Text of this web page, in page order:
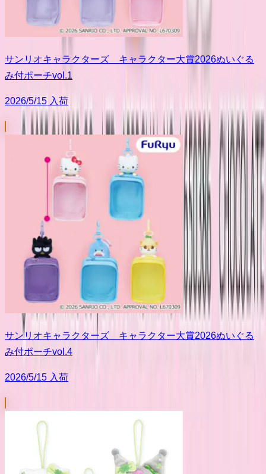
サンリオキャラクターズ キャラクター大賞2026ぬいぐる
み付ポーチvol.1
2026/5/15 入荷
サンリオキャラクターズ キャラクター大賞2026ぬいぐる
み付ポーチvol.4
2026/5/15 入荷